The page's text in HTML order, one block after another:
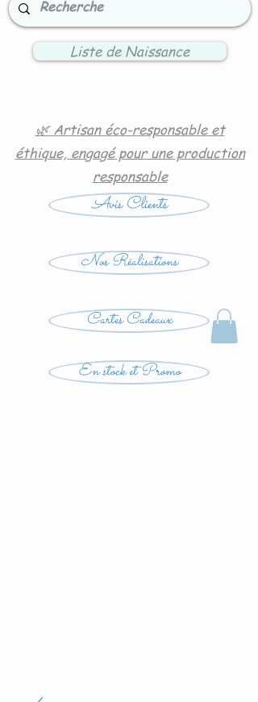
Liste de Naissance
🌿 Artisan éco-responsable et
éthique, engagé pour une production
responsable
Avis Clients
Nos Réalisations
Cartes Cadeaux
En stock et Promo